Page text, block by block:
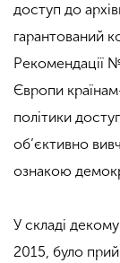
доступ до
гарантований
Рекомендації
Європи
політики
об’єктивно
ознакою
У складі
2015, було